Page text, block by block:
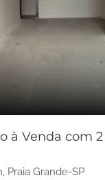
à Venda com
Praia Grande-SP